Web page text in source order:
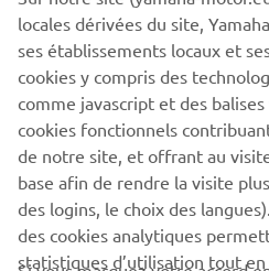
Engine: 998cc, inline-four,
Max. power: 150 PS @
Vehicle weight: 175 kg (dry)
locales dérivées du site,
ses établissements locaux et
cookies y compris des
comme javascript et des
cookies fonctionnels
de notre site, et offrant au
base afin de rendre la visite
des logins, le choix des
des cookies analytiques
statistiques d’utilisation tout
Si vous marquez votre accord